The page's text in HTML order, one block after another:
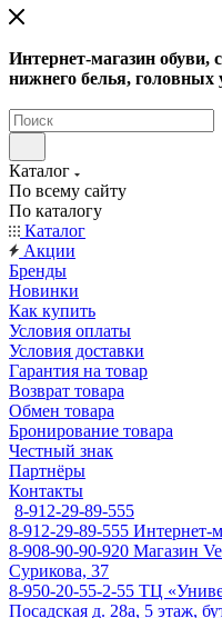
Интернет-магазин обуви,
нижнего белья, головных
Каталог
По всему сайту
По каталогу
Каталог
Акции
Бренды
Новинки
Как купить
Условия оплаты
Условия доставки
Гарантия на товар
Возврат товара
Обмен товара
Бронирование товара
Честный знак
Партнёры
Контакты
8-912-29-89-555
8-912-29-89-555 Интернет-
8-908-90-90-920 Магазин
Сурикова, 37
8-950-20-55-2-55 ТЦ
Посадская д. 28а, 5 этаж,